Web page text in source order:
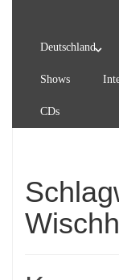
Deutschland
Shows
CDs